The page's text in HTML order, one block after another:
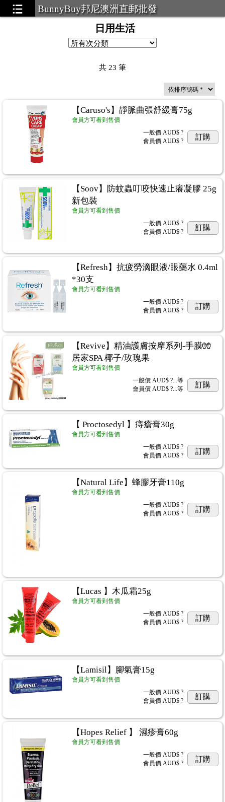
BunnyBuy邦尼澳洲直郵批發
日用生活
共 23 筆
【Caruso's】靜脈曲張舒緩膏75g
會員方可看到售價
一般價 AUD$ ?
會員價 AUD$ ? 訂購
【Soov】防蚊蟲叮咬快速止癢凝膠 25g
新包裝
會員方可看到售價
一般價 AUD$ ?
會員價 AUD$ ? 訂購
【Refresh】抗疲勞滴眼液/眼藥水 0.4ml
*30支
會員方可看到售價
一般價 AUD$ ?
會員價 AUD$ ? 訂購
【Revive】精油護膚按摩系列-手膜🧤
居家SPA 椰子/玫瑰果
會員方可看到售價
一般價 AUD$ ?...等
會員價 AUD$ ?...等 訂購
【 Proctosedyl 】痔瘡膏30g
會員方可看到售價
一般價 AUD$ ?
會員價 AUD$ ? 訂購
【Natural Life】蜂膠牙膏110g
會員方可看到售價
一般價 AUD$ ?
會員價 AUD$ ? 訂購
【Lucas 】木瓜霜25g
會員方可看到售價
一般價 AUD$ ?
會員價 AUD$ ? 訂購
【Lamisil】腳氣膏15g
會員方可看到售價
一般價 AUD$ ?
會員價 AUD$ ? 訂購
【Hopes Relief 】 濕疹膏60g
會員方可看到售價
一般價 AUD$ ?
會員價 AUD$ ? 訂購